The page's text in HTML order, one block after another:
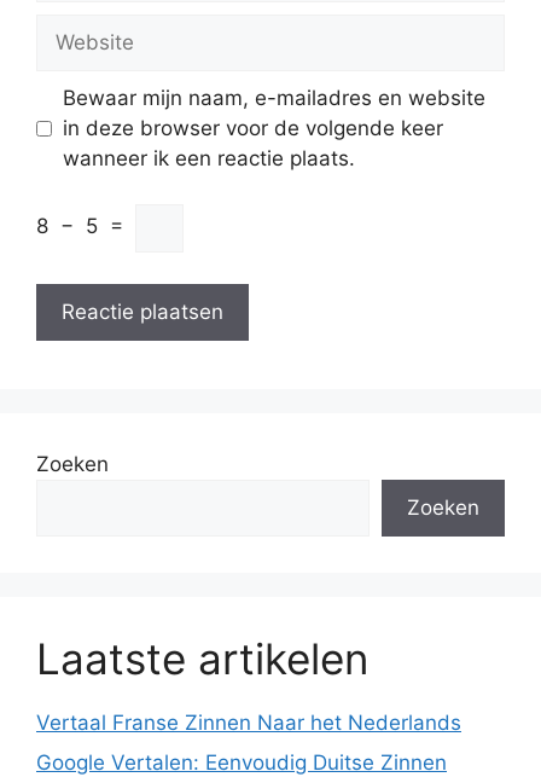
Bewaar mijn naam, e-mailadres en website
in deze browser voor de volgende keer
wanneer ik een reactie plaats.
8 − 5 =
Zoeken
Zoeken
Laatste artikelen
Vertaal Franse Zinnen Naar het Nederlands
Google Vertalen: Eenvoudig Duitse Zinnen